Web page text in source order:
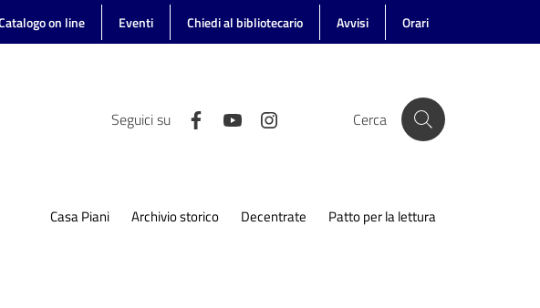
on line Eventi Chiedi al bibliotecario Avvisi Orari
Seguici su Cerca
Casa Piani Archivio storico Decentrate Patto per la lettura